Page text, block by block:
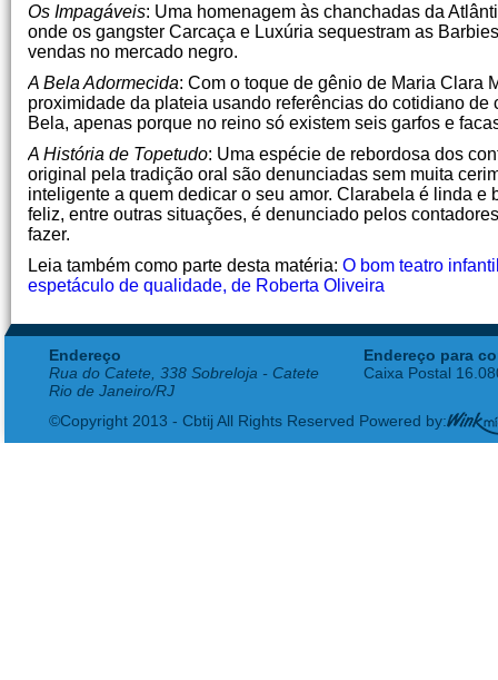
Os Impagáveis: Uma homenagem às chanchadas da
onde os gangster Carcaça e Luxúria sequestram as
vendas no mercado negro.
A Bela Adormecida: Com o toque de gênio de Maria Clara
proximidade da plateia usando referências do cotidiano
Bela, apenas porque no reino só existem seis garfos e
A História de Topetudo: Uma espécie de rebordosa dos
original pela tradição oral são denunciadas sem muita
inteligente a quem dedicar o seu amor. Clarabela é linda
feliz, entre outras situações, é denunciado pelos
fazer.
Leia também como parte desta matéria: O bom teatro
espetáculo de qualidade, de Roberta Oliveira
Endereço
Rua do Catete, 338 Sobreloja - Catete
Rio de Janeiro/RJ
Endereço para
Caixa Postal
©Copyright 2013 - Cbtij All Rights Reserved Powered by: